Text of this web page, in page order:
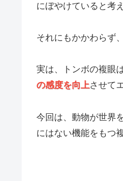
にぼやけていると考
それにもかかわらず
実は、トンボの複眼
の感度を向上させて
今回は、動物が世界
にはない機能をもつ